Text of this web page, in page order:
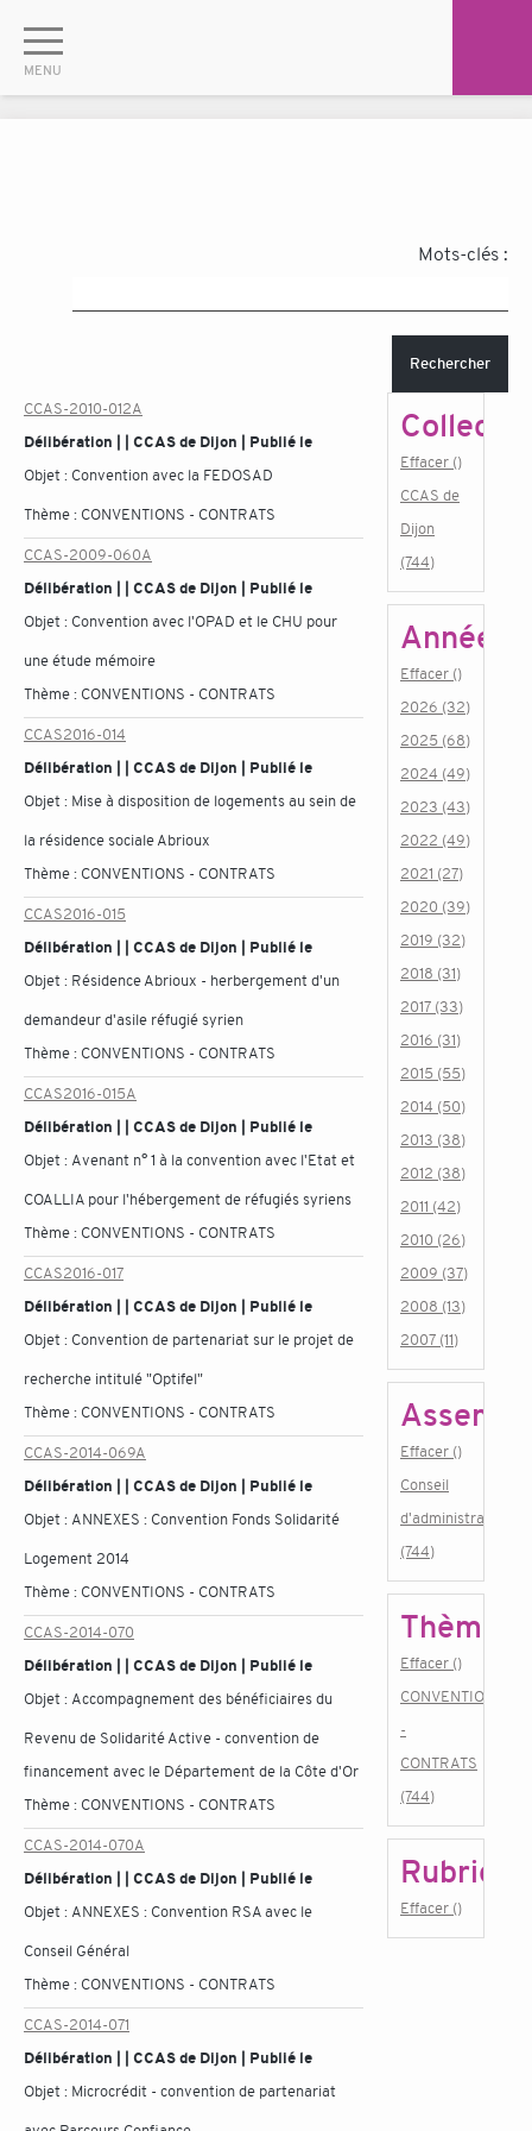
Mots-clés :
Rechercher
CCAS-2010-012A
Délibération | | CCAS de Dijon | Publié le
Objet : Convention avec la FEDOSAD
Thème : CONVENTIONS - CONTRATS
CCAS-2009-060A
Délibération | | CCAS de Dijon | Publié le
Objet : Convention avec l'OPAD et le CHU pour
une étude mémoire
Thème : CONVENTIONS - CONTRATS
CCAS2016-014
Délibération | | CCAS de Dijon | Publié le
Objet : Mise à disposition de logements au sein de
la résidence sociale Abrioux
Thème : CONVENTIONS - CONTRATS
CCAS2016-015
Délibération | | CCAS de Dijon | Publié le
Objet : Résidence Abrioux - herbergement d'un
demandeur d'asile réfugié syrien
Thème : CONVENTIONS - CONTRATS
CCAS2016-015A
Délibération | | CCAS de Dijon | Publié le
Objet : Avenant n° 1 à la convention avec l'Etat et
COALLIA pour l'hébergement de réfugiés syriens
Thème : CONVENTIONS - CONTRATS
CCAS2016-017
Délibération | | CCAS de Dijon | Publié le
Objet : Convention de partenariat sur le projet de
recherche intitulé "Optifel"
Thème : CONVENTIONS - CONTRATS
CCAS-2014-069A
Délibération | | CCAS de Dijon | Publié le
Objet : ANNEXES : Convention Fonds Solidarité
Logement 2014
Thème : CONVENTIONS - CONTRATS
CCAS-2014-070
Délibération | | CCAS de Dijon | Publié le
Objet : Accompagnement des bénéficiaires du
Revenu de Solidarité Active - convention de
financement avec le Département de la Côte d'Or
Thème : CONVENTIONS - CONTRATS
CCAS-2014-070A
Délibération | | CCAS de Dijon | Publié le
Objet : ANNEXES : Convention RSA avec le
Conseil Général
Thème : CONVENTIONS - CONTRATS
CCAS-2014-071
Délibération | | CCAS de Dijon | Publié le
Objet : Microcrédit - convention de partenariat
Effacer ()
CCAS de
Dijon
(744)
Année
Effacer ()
2026 (32)
2025 (68)
2024 (49)
2023 (43)
2022 (49)
2021 (27)
2020 (39)
2019 (32)
2018 (31)
2017 (33)
2016 (31)
2015 (55)
2014 (50)
2013 (38)
2012 (38)
2011 (42)
2010 (26)
2009 (37)
2008 (13)
2007 (11)
Effacer ()
Conseil
d'administration
(744)
Thème
Effacer ()
CONVENTIONS
-
CONTRATS
(744)
Rubrique
Effacer ()